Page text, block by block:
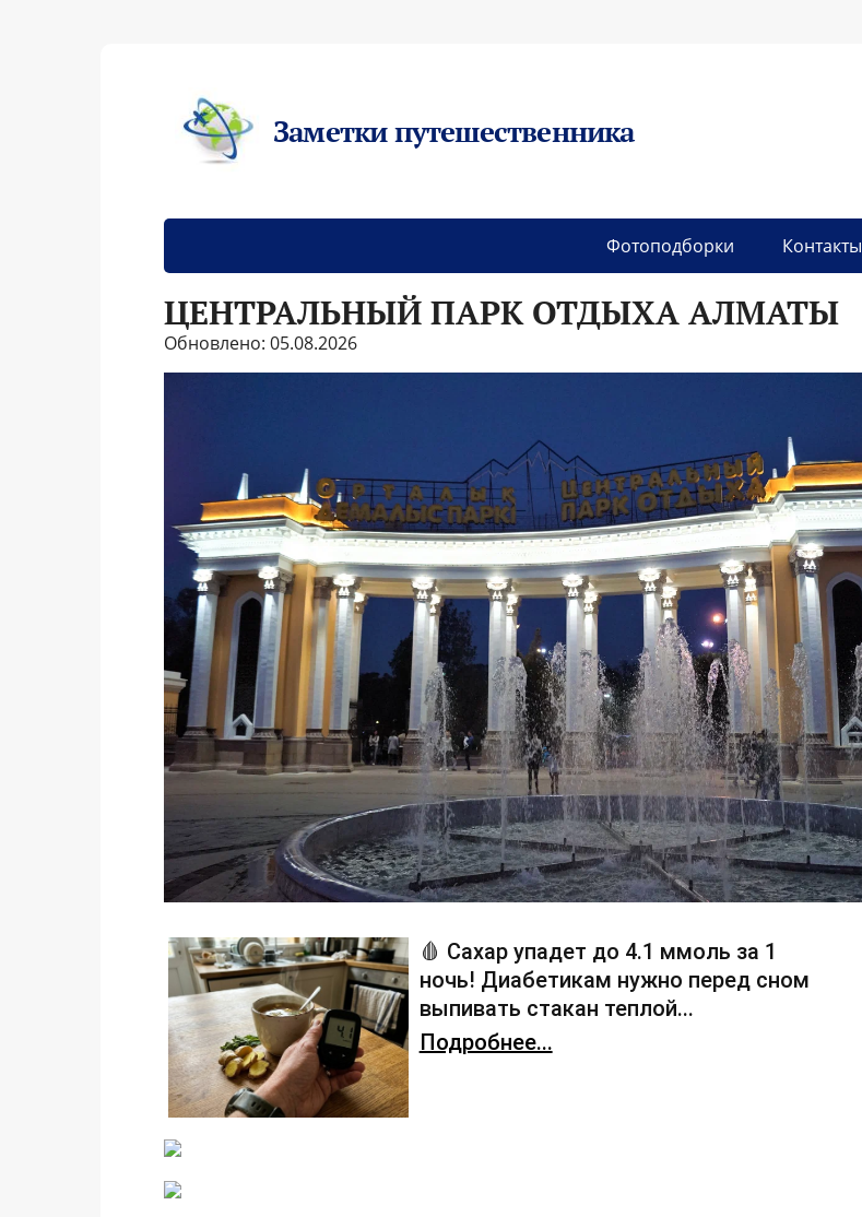
Заметки путешественника
Фотоподборки Контакты
ЦЕНТРАЛЬНЫЙ ПАРК ОТДЫХА АЛМАТЫ
Обновлено: 05.08.2026
🩸 Сахар упадет до 4.1 ммоль за 1
ночь! Диабетикам нужно перед сном
выпивать стакан теплой...
Подробнее...